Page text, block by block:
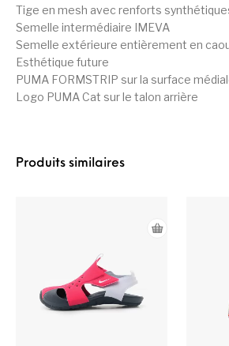
Tige en mesh avec renforts
Semelle intermédiaire IMEVA
Semelle extérieure entièrement en
Esthétique future
PUMA FORMSTRIP sur la surface
Logo PUMA Cat sur le talon arrière
Produits similaires